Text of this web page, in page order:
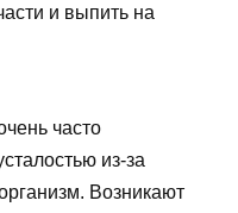
и выпить на
часто
из-за
Возникают